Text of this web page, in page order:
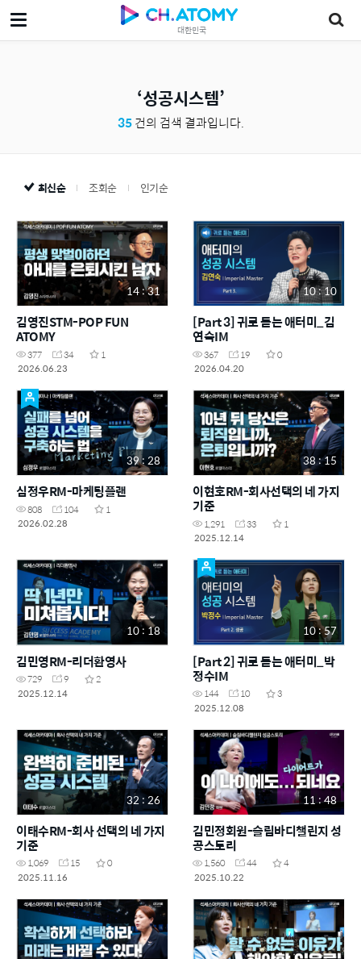
대한민국
성공시스템
35건의 검색 결과입니다.
최신순 조회순 인기순
14 : 31
김영진STM-POP FUN
ATOMY
377 34
1
2026.06.23
10 : 10
[Part 3] 귀로 듣는 애터미_김
연숙IM
367 19
0
2026.04.20
39 : 28
심정우RM-마케팅플랜
808 104
1
2026.02.28
38 : 15
이현호RM-회사선택의 네 가지
기준
1,291 33
1
2025.12.14
10 : 18
김민영RM-리더환영사
729 9
2
2025.12.14
10 : 57
[Part 2] 귀로 듣는 애터미_박
정수IM
144 10
3
2025.12.08
32 : 26
이태수RM-회사 선택의 네 가지
기준
1,069 15
0
2025.11.16
11 : 48
김민정회원-슬림바디챌린지 성
공스토리
1,560 44
4
2025.10.22